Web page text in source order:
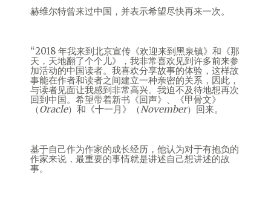
赫维尔特曾来过中国，并表示希望尽快再来一次。
“2018 年我来到北京宣传《欢迎来到黑泉镇》和《那
天，天地翻了个个儿》，我非常喜欢见到许多前来参
加活动的中国读者。我喜欢分享故事的体验，这样故
事能在作者和读者之间建立一种亲密的关系，因此，
与读者见面让我感到非常高兴。我迫不及待地想再次
回到中国。希望带着新书《回声》、《甲骨文》
（Oracle）和《十一月》（November）回来。
基于自己作为作家的成长经历，他认为对于有抱负的
作家来说，最重要的事情就是讲述自己想讲述的故
事。